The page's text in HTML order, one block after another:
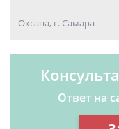
Оксана, г. Самара
Ответ на